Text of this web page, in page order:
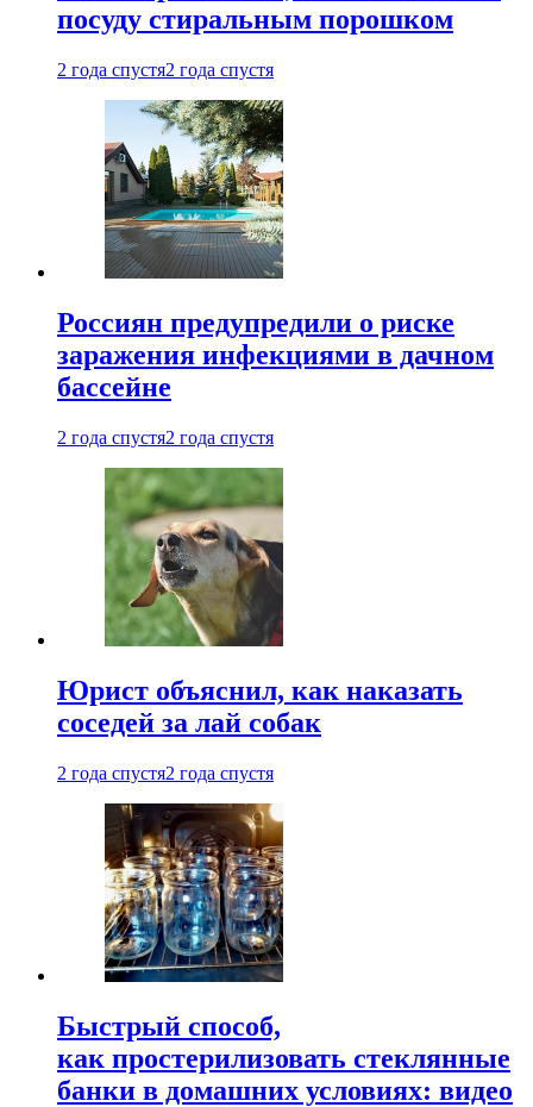
посуду стиральным порошком
2 года спустя2 года спустя
Россиян предупредили о риске
заражения инфекциями в дачном
бассейне
2 года спустя2 года спустя
Юрист объяснил, как наказать
соседей за лай собак
2 года спустя2 года спустя
Быстрый способ,
как простерилизовать стеклянные
банки в домашних условиях: видео